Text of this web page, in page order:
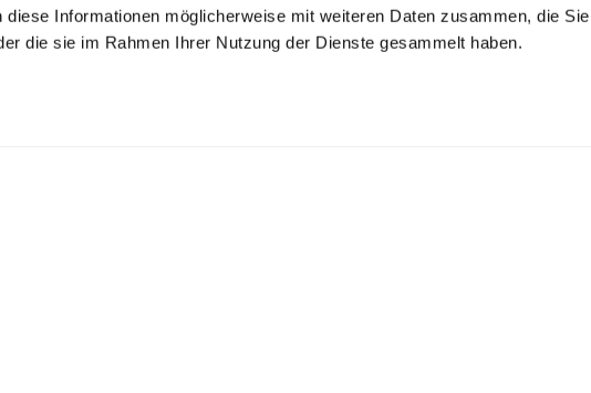
diese Informationen möglicherweise mit weiteren Daten zusammen, die
die sie im Rahmen Ihrer Nutzung der Dienste gesammelt haben.